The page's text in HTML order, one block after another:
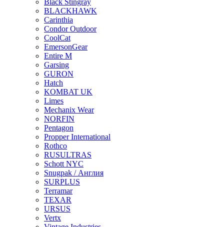
Black Stingray
BLACKHAWK
Carinthia
Condor Outdoor
CoolCat
EmersonGear
Entire M
Garsing
GURON
Hatch
KOMBAT UK
Limes
Mechanix Wear
NORFIN
Pentagon
Propper International
Rothco
RUSULTRAS
Schott NYC
Snugpak / Англия
SURPLUS
Terramar
TEXAR
URSUS
Vertx